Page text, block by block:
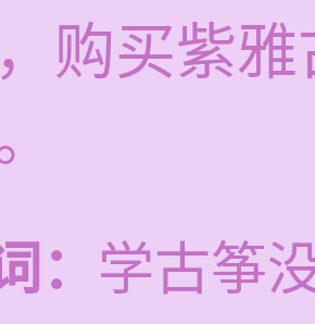
购买紫
： 学古筝